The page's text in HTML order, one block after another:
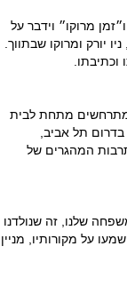
מרוקו״ וידבר על
יורק ומרוקו שבתווך.
וכתיבתו.
מתחת לבית
בדרום תל אביב,
המהגרים של
שלנו, זה שנולדנו
על מקורותיו, מניין